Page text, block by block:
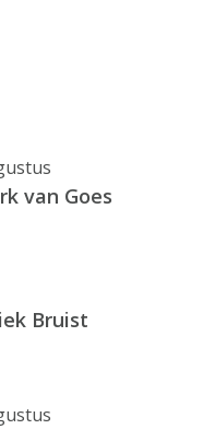
van Goes
Bruist